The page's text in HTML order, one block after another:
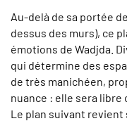
Au-delà de sa portée
dessus des murs), ce
émotions de Wadjda.
qui détermine des
de très manichéen,
nuance : elle sera libre
Le plan suivant